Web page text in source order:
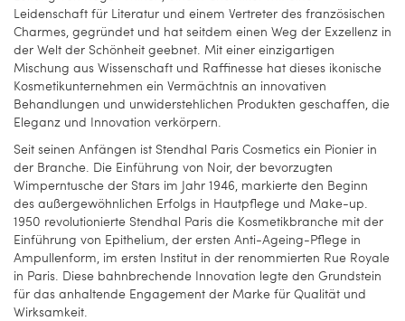
Leidenschaft für Literatur und einem Vertreter des französischen
Charmes, gegründet und hat seitdem einen Weg der Exzellenz in
der Welt der Schönheit geebnet. Mit einer einzigartigen
Mischung aus Wissenschaft und Raffinesse hat dieses ikonische
Kosmetikunternehmen ein Vermächtnis an innovativen
Behandlungen und unwiderstehlichen Produkten geschaffen, die
Eleganz und Innovation verkörpern.
Seit seinen Anfängen ist Stendhal Paris Cosmetics ein Pionier in
der Branche. Die Einführung von Noir, der bevorzugten
Wimperntusche der Stars im Jahr 1946, markierte den Beginn
des außergewöhnlichen Erfolgs in Hautpflege und Make-up.
1950 revolutionierte Stendhal Paris die Kosmetikbranche mit der
Einführung von Epithelium, der ersten Anti-Ageing-Pflege in
Ampullenform, im ersten Institut in der renommierten Rue Royale
in Paris. Diese bahnbrechende Innovation legte den Grundstein
für das anhaltende Engagement der Marke für Qualität und
Wirksamkeit.